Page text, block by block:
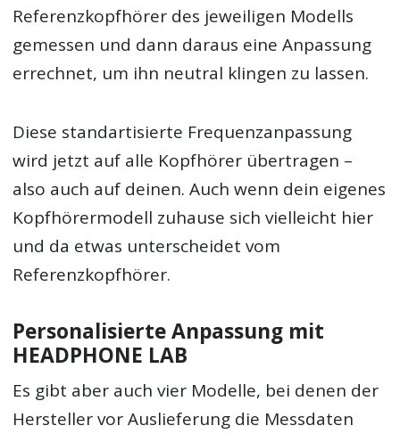
Referenzkopfhörer des jeweiligen Modells
gemessen und dann daraus eine Anpassung
errechnet, um ihn neutral klingen zu lassen.
Diese standartisierte Frequenzanpassung
wird jetzt auf alle Kopfhörer übertragen –
also auch auf deinen. Auch wenn dein eigenes
Kopfhörermodell zuhause sich vielleicht hier
und da etwas unterscheidet vom
Referenzkopfhörer.
Personalisierte Anpassung mit
HEADPHONE LAB
Es gibt aber auch vier Modelle, bei denen der
Hersteller vor Auslieferung die Messdaten